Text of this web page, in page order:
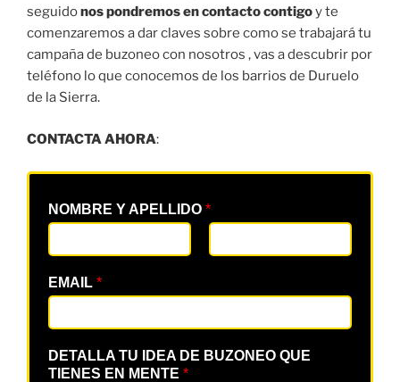
seguidonos pondremos en contacto contigoy te
comenzaremos a dar claves sobre como se trabajará tu
campaña de buzoneo con nosotros , vas a descubrir por
teléfono lo que conocemos de los barrios de Duruelo
de la Sierra.
CONTACTA AHORA:
NOMBRE Y APELLIDO *
EMAIL *
DETALLA TU IDEA DE BUZONEO QUE
TIENES EN MENTE *